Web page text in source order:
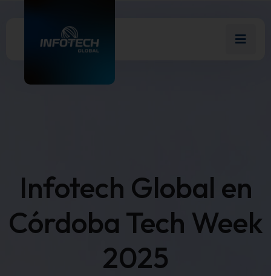
Infotech Global en
Córdoba Tech Week
2025